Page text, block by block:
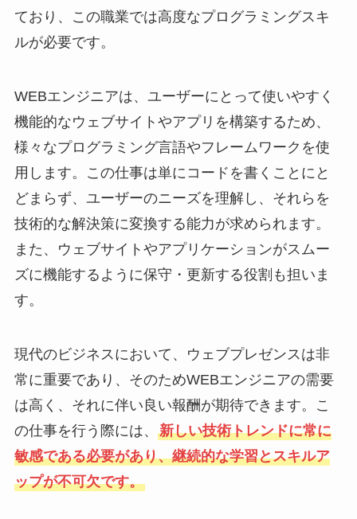
ており、この職業では高度なプログラミングスキ
ルが必要です。
WEBエンジニアは、ユーザーにとって使いやすく
機能的なウェブサイトやアプリを構築するため、
様々なプログラミング言語やフレームワークを使
用します。この仕事は単にコードを書くことにと
どまらず、ユーザーのニーズを理解し、それらを
技術的な解決策に変換する能力が求められます。
また、ウェブサイトやアプリケーションがスムー
ズに機能するように保守・更新する役割も担いま
す。
現代のビジネスにおいて、ウェブプレゼンスは非
常に重要であり、そのためWEBエンジニアの需要
は高く、それに伴い良い報酬が期待できます。こ
の仕事を行う際には、 新しい技術トレンドに常に
敏感である必要があり、継続的な学習とスキルア
ップが不可欠です。